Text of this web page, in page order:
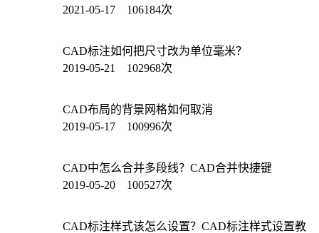
2021-05-17 106184次
CAD标注如何把尺寸改为单位毫米？
2019-05-21 102968次
CAD布局的背景网格如何取消
2019-05-17 100996次
CAD中怎么合并多段线？CAD合并快捷键
2019-05-20 100527次
CAD标注样式该怎么设置？CAD标注样式设置教